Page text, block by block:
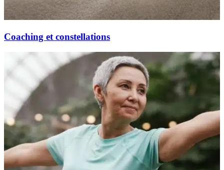
Coaching et constellations